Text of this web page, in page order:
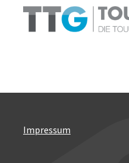
Impressum